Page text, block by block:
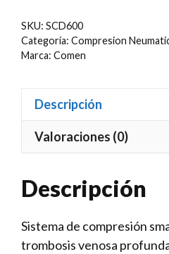
SKU: SCD600
Categoría: Compresion
Marca: Comen
Descripción
Valoraciones (0)
Descripción
Sistema de compresión
trombosis venosa